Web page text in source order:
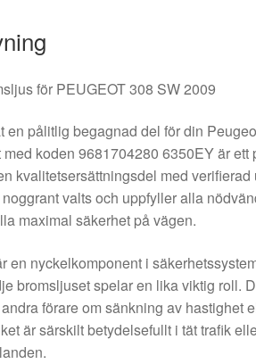
för PEUGEOT 308 SW 2009
en pålitlig begagnad del för din
koden 9681704280 6350EY är ett
kvalitetsersättningsdel med
valts och uppfyller alla
maximal säkerhet på vägen.
en nyckelkomponent i
bromsljuset spelar en lika viktig roll.
förare om sänkning av hastighet
är särskilt betydelsefullt i tät trafik